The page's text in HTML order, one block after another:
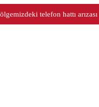
telefon hattı